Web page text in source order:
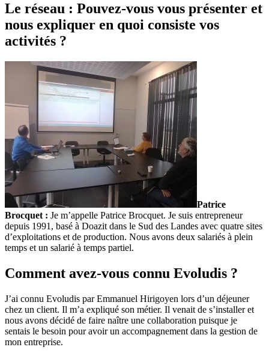
Le réseau : Pouvez-vous vous présenter et
nous expliquer en quoi consiste vos
activités ?
Patrice
Brocquet : Je m’appelle Patrice Brocquet. Je suis entrepreneur
depuis 1991, basé à Doazit dans le Sud des Landes avec quatre sites
d’exploitations et de production. Nous avons deux salariés à plein
temps et un salarié à temps partiel.
Comment avez-vous connu Evoludis ?
J’ai connu Evoludis par Emmanuel Hirigoyen lors d’un déjeuner
chez un client. Il m’a expliqué son métier. Il venait de s’installer et
nous avons décidé de faire naître une collaboration puisque je
sentais le besoin pour avoir un accompagnement dans la gestion de
mon entreprise.